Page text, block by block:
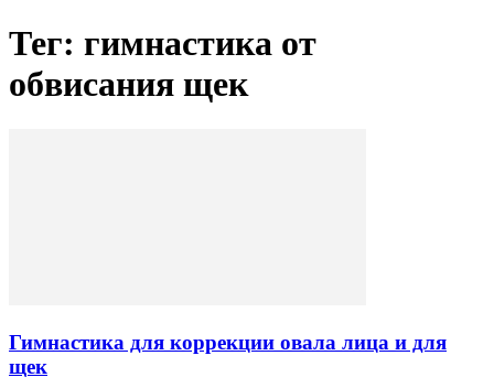
Тег: гимнастика от
обвисания щек
Гимнастика для коррекции овала лица и для
щек